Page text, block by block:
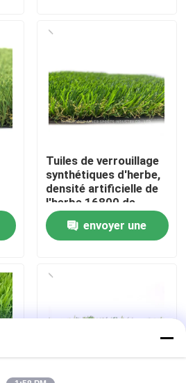
Tuiles de verrouillage
synthétiques d'herbe,
densité artificielle de
l'herbe 16800 de
polyéthylène
envoyer une